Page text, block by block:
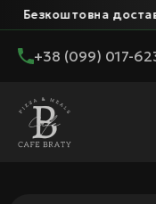
Безкоштовна
+38 (099) 017-
Головна / Маргаритка